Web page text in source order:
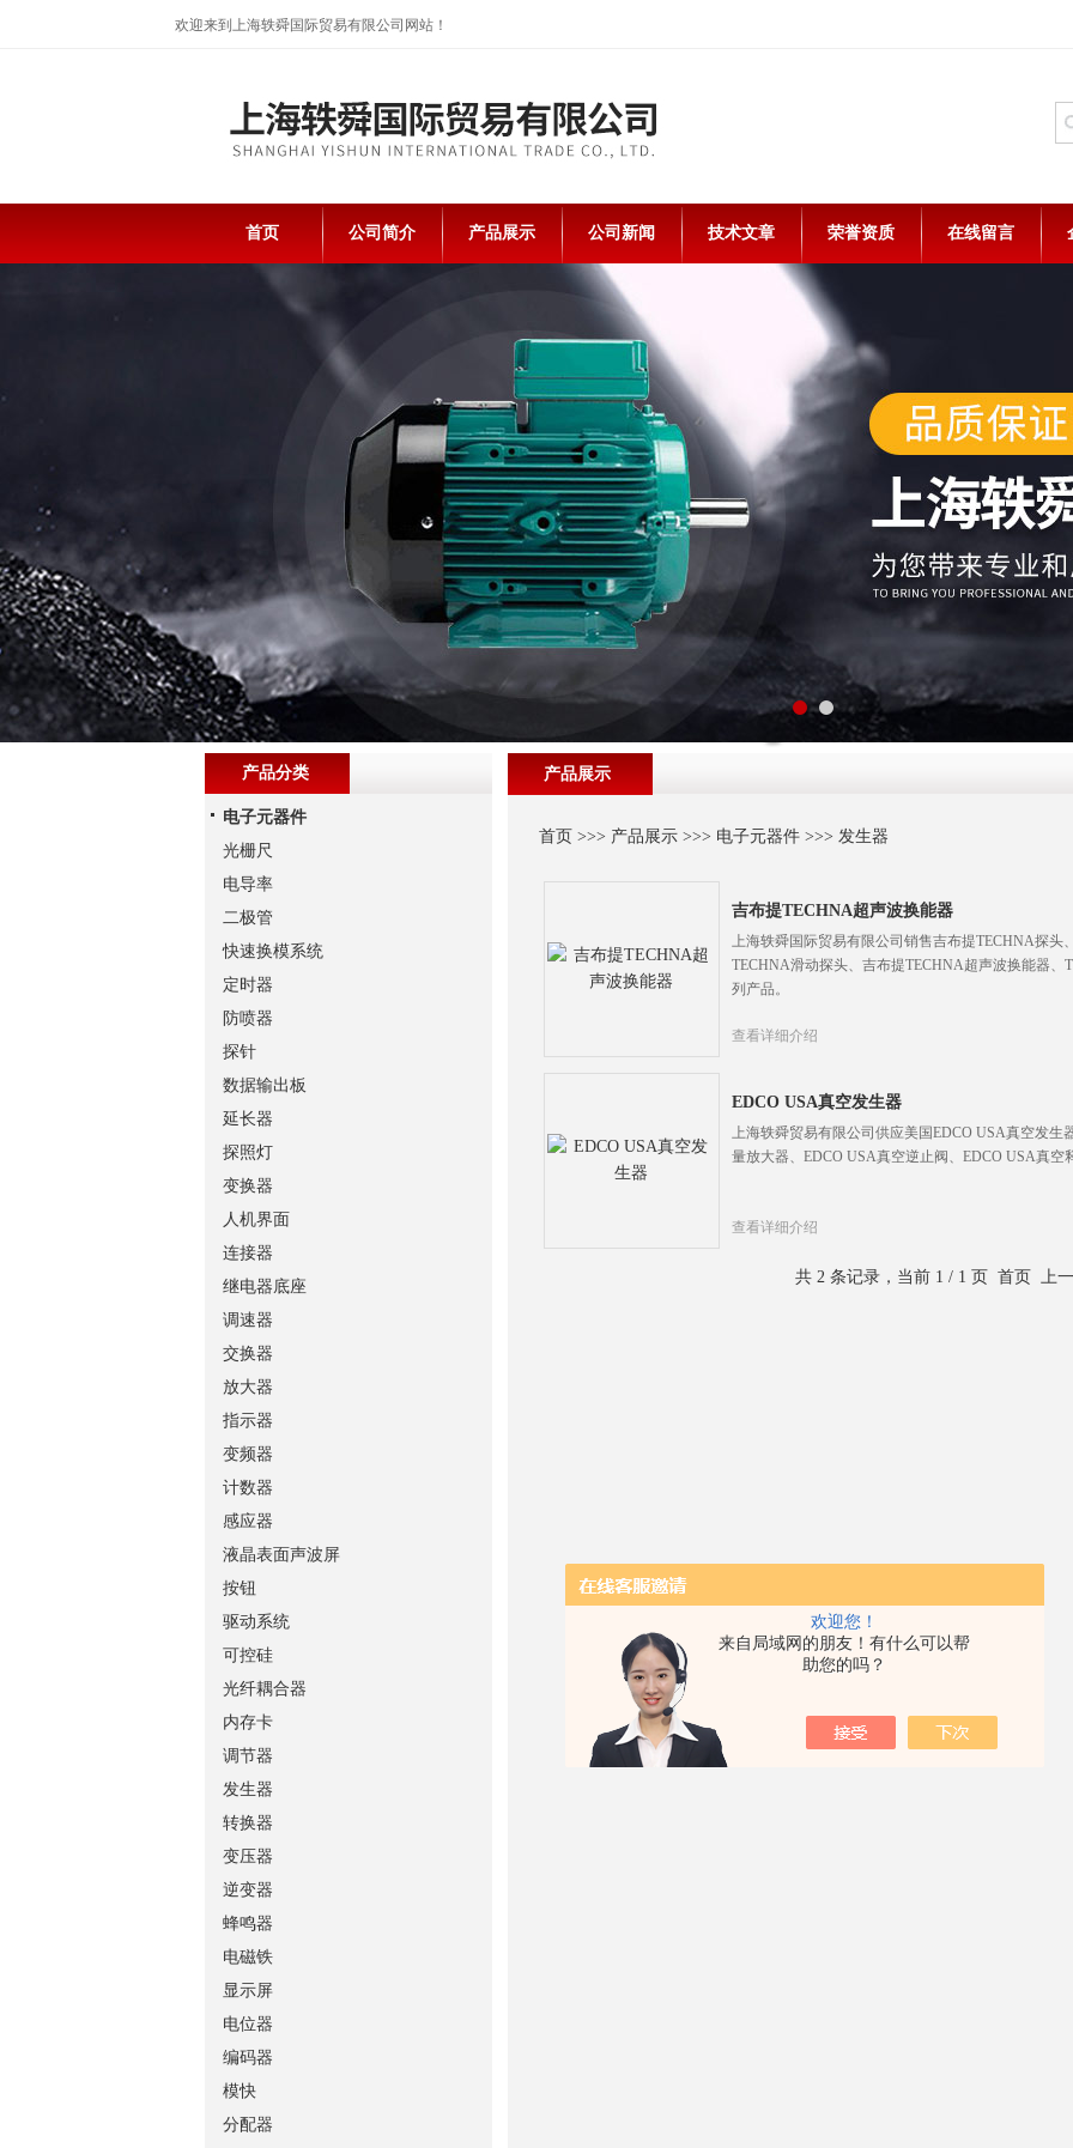
欢迎您！
来自局域网的朋友！有什么可以帮
助您的吗？
欢迎来到上海轶舜国际贸易有限公司网站！
首页 公司简介 产品展示 公司新闻 技术文章 荣誉资质 在线留言
产品展示
首页 >>> 产品展示 >>> 电子元器件 >>>发生器
吉布提TECHNA超声波换能器
上海轶舜国际贸易有限公司销售吉布提TECHNA探头
TECHNA滑动探头、吉布提TECHNA超声波换能器
列产品。
查看详细介绍
EDCO USA真空发生器
上海轶舜贸易有限公司供应美国EDCO USA真空发生
量放大器、EDCO USA真空逆止阀、EDCO USA真空
查看详细介绍
共 2 条记录，当前 1 / 1 页 首页 上
产品分类
电子元器件
光栅尺
电导率
二极管
快速换模系统
定时器
防喷器
探针
数据输出板
延长器
探照灯
变换器
人机界面
连接器
继电器底座
调速器
交换器
放大器
指示器
变频器
计数器
感应器
液晶表面声波屏
按钮
驱动系统
可控硅
光纤耦合器
内存卡
调节器
发生器
转换器
变压器
逆变器
蜂鸣器
电磁铁
显示屏
电位器
编码器
模快
分配器